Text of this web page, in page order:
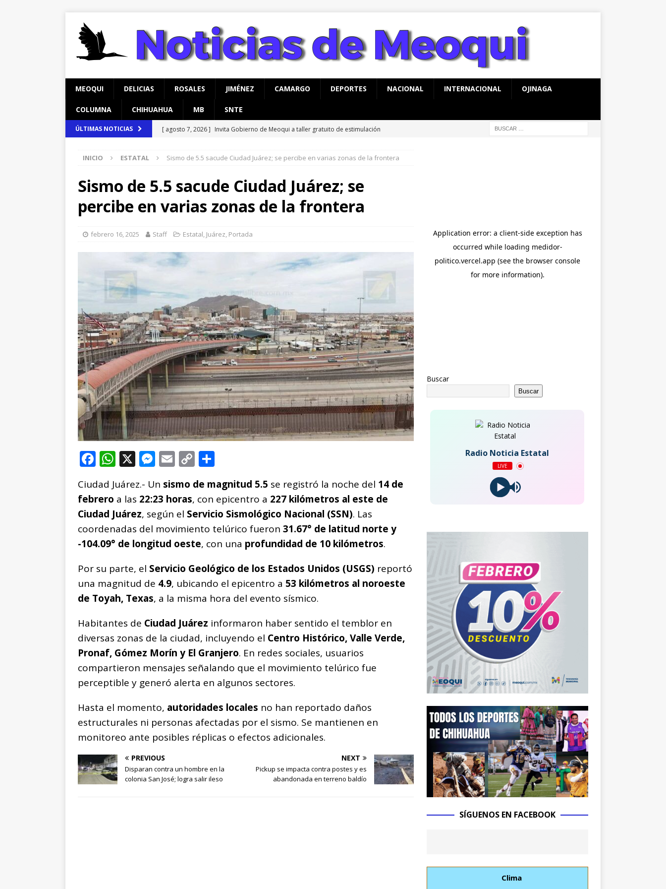
MEOQUI DELICIAS ROSALES JIMÉNEZ CAMARGO DEPORTES NACIONAL INTERNACIONAL OJINAGA
COLUMNA CHIHUAHUA MB SNTE
ÚLTIMAS NOTICIAS [ agosto 7, 2026 ] Invita Gobierno de Meoqui a taller gratuito de estimulación
[ agosto 6, 2026 ] Más de mil 100 vales de uniformes y zapatos escolares entregados
en Lázaro Cárdenas
MEOQUI
Marco Bonilla inaugura el Paso Superior de Fuerza Aérea y carretera
Aldama
CHIHUAHUA
[ agosto 7, 2026 ]
Marco Bonilla lidera preferencias electorales de acuerdo a
INICIO ESTATAL Sismo de 5.5 sacude Ciudad Juárez; se percibe en varias zonas de la frontera
Sismo de 5.5 sacude Ciudad Juárez; se
percibe en varias zonas de la frontera
febrero 16, 2025 Staff Estatal, Juárez, Portada
F
c
e
b
o
o
k
W
at
s
A
p
p
X M
ss
e
n
g
e
r
E
ai
l
C
o
p
y
Li
n
k
m
p
ar
ti
r
Ciudad Juárez.- Un sismo de magnitud 5.5 se registró la noche del 14 de
febrero a las 22:23 horas, con epicentro a 227 kilómetros al este de
Ciudad Juárez, según el Servicio Sismológico Nacional (SSN). Las
coordenadas del movimiento telúrico fueron 31.67° de latitud norte y
-104.09° de longitud oeste, con una profundidad de 10 kilómetros.
Por su parte, el Servicio Geológico de los Estados Unidos (USGS) reportó
una magnitud de 4.9, ubicando el epicentro a 53 kilómetros al noroeste
de Toyah, Texas, a la misma hora del evento sísmico.
Habitantes de Ciudad Juárez informaron haber sentido el temblor en
diversas zonas de la ciudad, incluyendo el Centro Histórico, Valle Verde,
Pronaf, Gómez Morín y El Granjero. En redes sociales, usuarios
compartieron mensajes señalando que el movimiento telúrico fue
perceptible y generó alerta en algunos sectores.
Hasta el momento, autoridades locales no han reportado daños
estructurales ni personas afectadas por el sismo. Se mantienen en
monitoreo ante posibles réplicas o efectos adicionales.
PREVIOUS
Disparan contra un hombre en la
colonia San José; logra salir ileso
NEXT
Pickup se impacta contra postes y es
abandonada en terreno baldío
Buscar
Buscar
Radio Noticia Estatal
LIVE
SÍGUENOS EN FACEBOOK
Clima